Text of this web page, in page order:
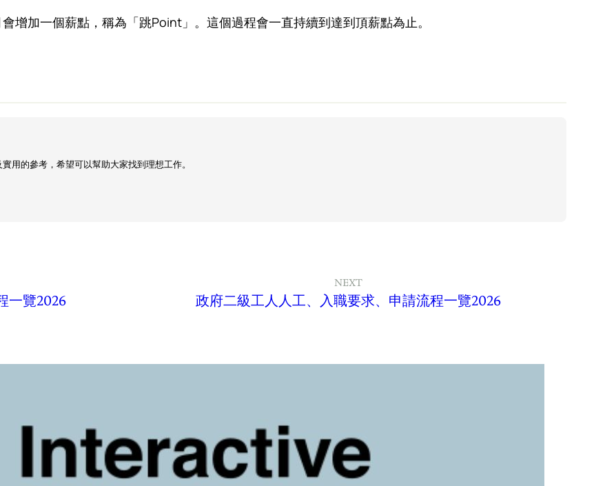
增加一個薪點，稱為「跳Point」。這個過程會一直持續到達到頂薪點為止。
用的參考，希望可以幫助大家找到理想工作。
一覽2026
NEXT
政府二級工人人工、入職要求、申請流程一覽2026